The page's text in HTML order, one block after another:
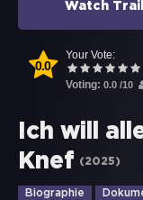
Watch
0.0
Your Vote:
Voting: 0.0 /10
Ich will
Knef
(2025)
Biographie